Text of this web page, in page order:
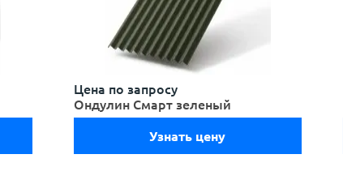
Цена по запросу
Ондулин Смарт зеленый
Узнать цену